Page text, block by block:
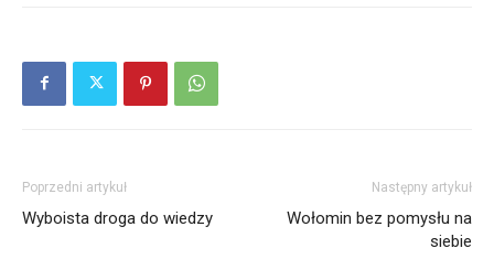
Poprzedni artykuł
Wyboista droga do wiedzy
Następny artykuł
Wołomin bez pomysłu na
siebie